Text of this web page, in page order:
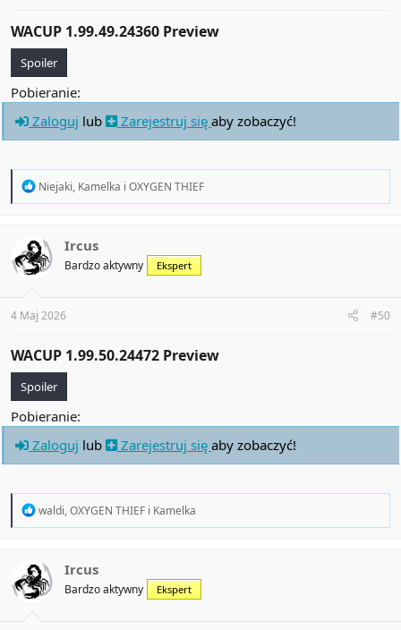
WACUP 1.99.49.24360 Preview​
Spoiler
Pobieranie:
Zaloguj lub Zarejestruj się aby zobaczyć!
R
t
i
o
s
Niejaki, Kamelka i OXYGEN THIEF
Ircus
Bardzo aktywny Ekspert
4 Maj 2026 #50
WACUP 1.99.50.24472 Preview​
Spoiler
Pobieranie:
Zaloguj lub Zarejestruj się aby zobaczyć!
R
t
i
o
s
waldi,OXYGEN THIEF i Kamelka
Ircus
Bardzo aktywny Ekspert